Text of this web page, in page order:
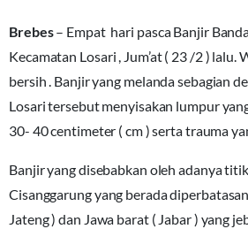
Brebes– Empat hari pasca Banjir
Kecamatan Losari , Jum’at ( 23 /2 ) lalu.
bersih . Banjir yang melanda sebagian
Losari tersebut menyisakan lumpur
30- 40 centimeter ( cm ) serta trauma
Banjir yang disebabkan oleh adanya
Cisanggarung yang berada
Jateng ) dan Jawa barat ( Jabar ) yang